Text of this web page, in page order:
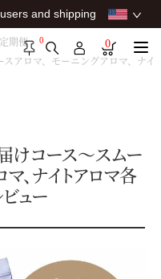
and shipping
0 0
期便
アロマ、モーニングアロマ、ナイ
けコース～スムー
、ナイトアロマ各
ュー